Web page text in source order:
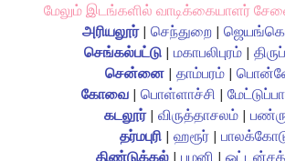
மேலும் இடங்களில் வாடிக்கையாளர்
அரியலூர்| செந்துறை |
செங்கல்பட்டு| மகாபலிபுரம்|
சென்னை | தாம்பரம் |
கோவை| பொள்ளாச்சி |
கடலூர்| விருத்தாசலம் |
தர்மபுரி| ஹரூர்|